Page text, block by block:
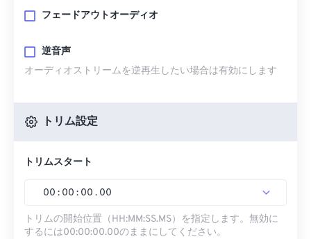
フェードアウトオーディオ
逆音声
オーディオストリームを逆再生したい場合は有効にします
トリム設定
トリムスタート
00 : 00 : 00 . 00
トリムの開始位置（HH:MM:SS.MS）を指定します。無効に
するには00:00:00.00のままにしてください。